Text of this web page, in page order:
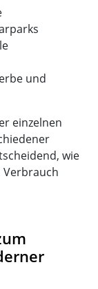
und
einzelnen
wie
Verbrauch